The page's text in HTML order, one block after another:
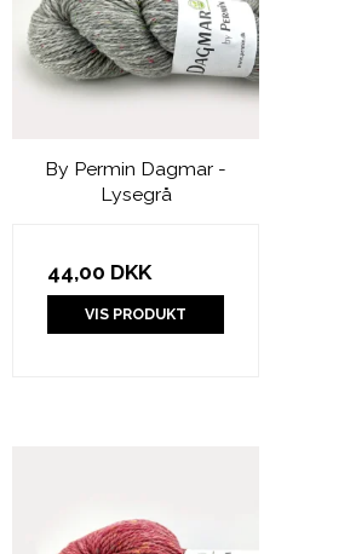
By Permin Dagmar -
Lysegrå
44,00 DKK
VIS PRODUKT